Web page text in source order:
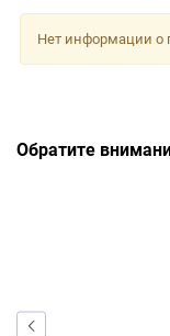
Нет информации о
Обратите